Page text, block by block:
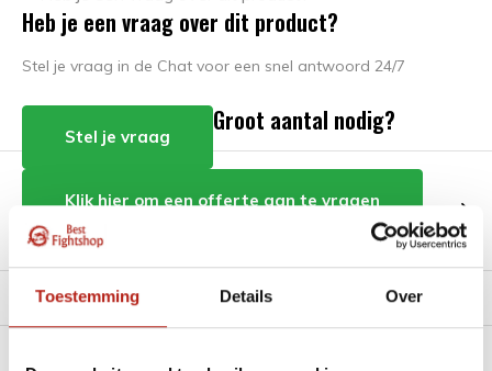
Toestemming Details Over
Heb je een vraag over dit product?
Stel je vraag in de Chat voor een snel antwoord 24/7
Stel je vraag
Groot aantal nodig?
Klik hier om een offerte aan te vragen
Reviews
Levering en retour